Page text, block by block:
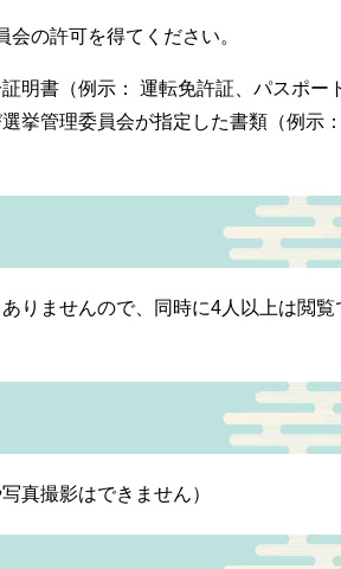
の許可を得てください。
明書（例示： 運転免許証、パスポー
挙管理委員会が指定した書類（例示
りませんので、同時に4人以上は閲覧
真撮影はできません）